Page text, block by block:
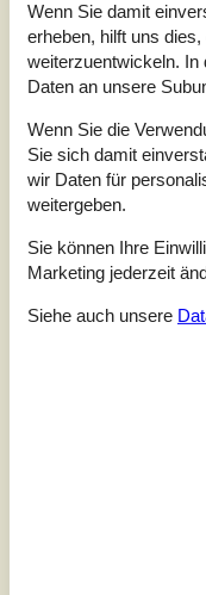
Grundstück
Internet
Dieses schöne
Ferienhausgebiet
Sommerhauses ist
Personen. Die
140 m² und wurde
mitzubringen. Die
energiesparender
Wenn Sie damit
erheben, hilft uns
weiterzuentwickeln. In
Daten an unsere
Wenn Sie die
Sie sich damit
wir Daten für
weitergeben.
Sie können Ihre
Marketing jederzeit
Siehe auch unsere